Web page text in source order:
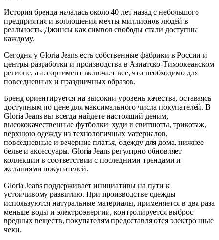
История бренда началась около 40 лет назад с небольшого
предприятия и воплощения мечты миллионов людей в
реальность. Джинсы как символ свободы стали доступны
каждому.
Сегодня у Gloria Jeans есть собственные фабрики в России и
центры разработки и производства в Азиатско-Тихоокеанском
регионе, а ассортимент включает все, что необходимо для
повседневных и праздничных образов.
Бренд ориентируется на высокий уровень качества, оставаясь
доступным по цене для максимального числа покупателей. В
Gloria Jeans вы всегда найдете настоящий деним,
высококачественные футболки, худи и свитшоты, трикотаж,
верхнюю одежду из технологичных материалов,
повседневные и вечерние платья, одежду для дома, нижнее
белье и аксессуары. Gloria Jeans регулярно обновляет
коллекции в соответствии с последними трендами и
желаниями покупателей.
Gloria Jeans поддерживает инициативы на пути к
устойчивому развитию. При производстве одежды
используются натуральные материалы, применяется в два раза
меньше воды и электроэнергии, контролируется выброс
вредных веществ, покупателям предоставляются электронные
чеки.